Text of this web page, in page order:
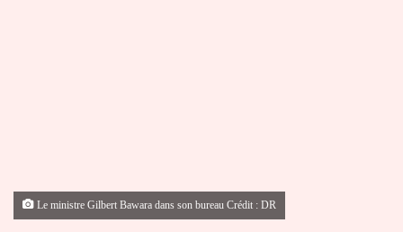
Le ministre Gilbert Bawara dans son bureau Crédit : DR